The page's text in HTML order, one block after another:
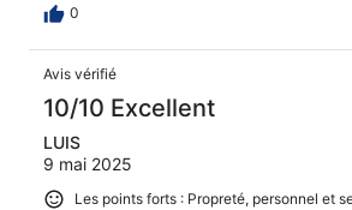
0
Avis vérifié
10/10 Excellent
LUIS
9 mai 2025
Les points forts : Propreté, personnel et